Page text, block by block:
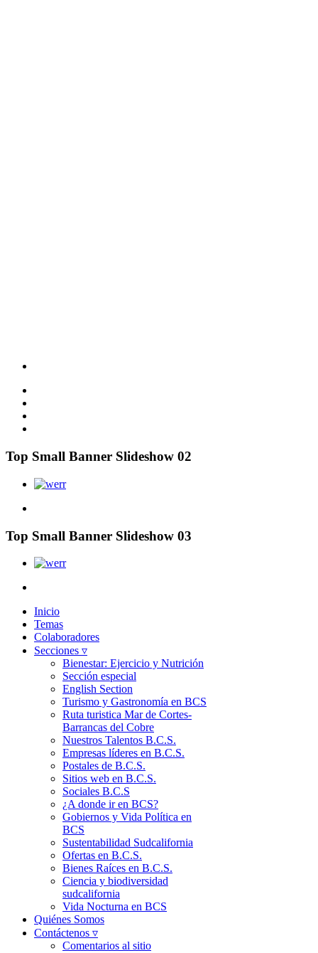
Top Small Banner Slideshow 02
Top Small Banner Slideshow 03
Inicio
Temas
Colaboradores
Secciones ▿
Bienestar: Ejercicio y Nutrición
Sección especial
English Section
Turismo y Gastronomía en BCS
Ruta turistica Mar de Cortes-
Barrancas del Cobre
Nuestros Talentos B.C.S.
Empresas líderes en B.C.S.
Postales de B.C.S.
Sitios web en B.C.S.
Sociales B.C.S
¿A donde ir en BCS?
Gobiernos y Vida Política en
BCS
Sustentabilidad Sudcalifornia
Ofertas en B.C.S.
Bienes Raíces en B.C.S.
Ciencia y biodiversidad
sudcalifornia
Vida Nocturna en BCS
Quiénes Somos
Contáctenos ▿
Comentarios al sitio